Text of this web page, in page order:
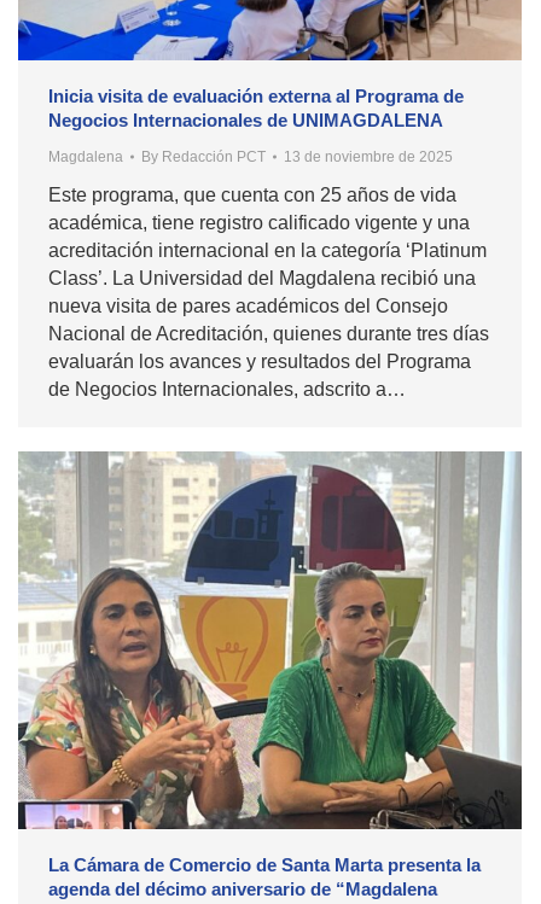
Inicia visita de evaluación externa al Programa de
Negocios Internacionales de UNIMAGDALENA
Magdalena By Redacción PCT 13 de noviembre de 2025
Este programa, que cuenta con 25 años de vida
académica, tiene registro calificado vigente y una
acreditación internacional en la categoría ‘Platinum
Class’. La Universidad del Magdalena recibió una
nueva visita de pares académicos del Consejo
Nacional de Acreditación, quienes durante tres días
evaluarán los avances y resultados del Programa
de Negocios Internacionales, adscrito a…
La Cámara de Comercio de Santa Marta presenta la
agenda del décimo aniversario de “Magdalena